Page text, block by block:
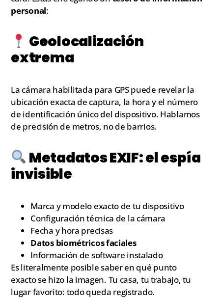
personal:
Geolocalización
extrema
La cámara habilitada para GPS puede revelar la
ubicación exacta de captura, la hora y el número
de identificación único del dispositivo. Hablamos
de precisión de metros, no de barrios.
Metadatos EXIF: el espía
invisible
Marca y modelo exacto de tu dispositivo
Configuración técnica de la cámara
Fecha y hora precisas
Datos biométricos faciales
Información de software instalado
Es literalmente posible saber en qué punto
exacto se hizo la imagen. Tu casa, tu trabajo, tu
lugar favorito: todo queda registrado.